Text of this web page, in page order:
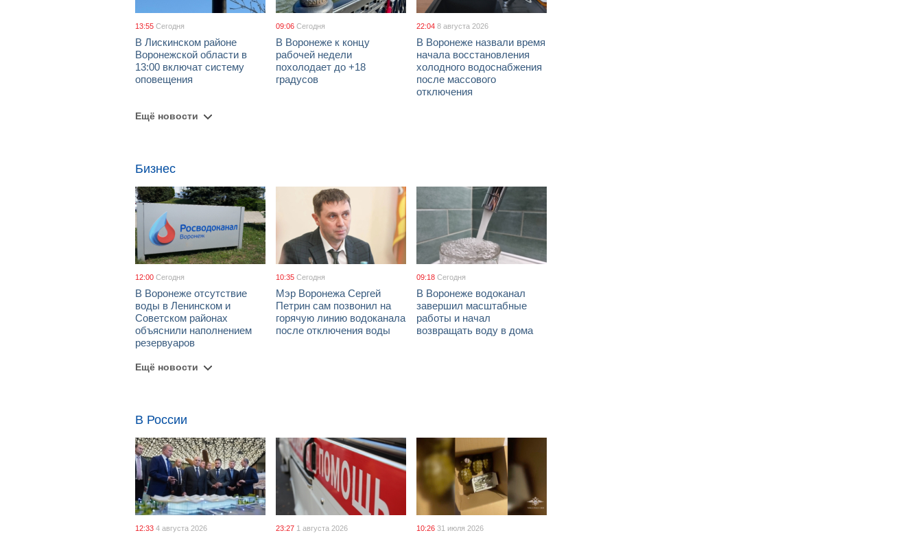
13:55 Сегодня
В Лискинском районе
Воронежской области в
13:00 включат систему
оповещения
09:06 Сегодня
В Воронеже к концу
рабочей недели
похолодает до +18
градусов
22:04 8 августа 2026
В Воронеже назвали время
начала восстановления
холодного водоснабжения
после массового
отключения
Ещё новости
Бизнес
12:00 Сегодня
В Воронеже отсутствие
воды в Ленинском и
Советском районах
объяснили наполнением
резервуаров
10:35 Сегодня
Мэр Воронежа Сергей
Петрин сам позвонил на
горячую линию водоканала
после отключения воды
09:18 Сегодня
В Воронеже водоканал
завершил масштабные
работы и начал
возвращать воду в дома
Ещё новости
В России
12:33 4 августа 2026 23:27 1 августа 2026 10:26 31 июля 2026